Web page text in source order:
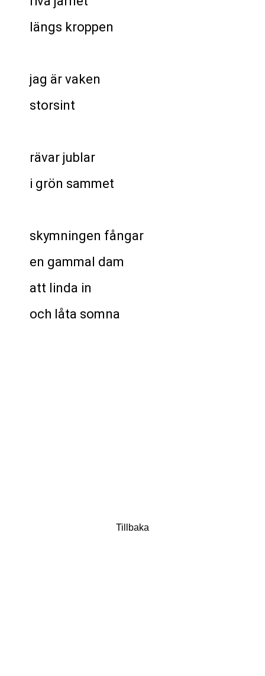
längs kroppen
jag är vaken
storsint
rävar jublar
i grön sammet
skymningen fångar
en gammal dam
att linda in
och låta somna
Tillbaka